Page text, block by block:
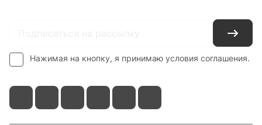
Нажимая на кнопку, я принимаю условия соглашения.